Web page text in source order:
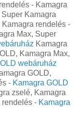
- Kamagra
Kamagra
Kamagra rendelés -
Max, Super
Kamagra
Kamagra Max,
webáruház
GOLD,
- Kamagra GOLD
zselé, Kamagra
rendelés - Kamagra